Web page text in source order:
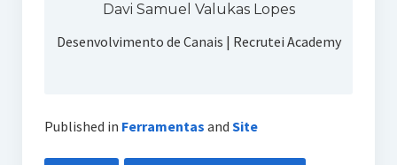
Davi Samuel Valukas Lopes
Desenvolvimento de Canais | Recrutei Academy
Published in Ferramentas and Site